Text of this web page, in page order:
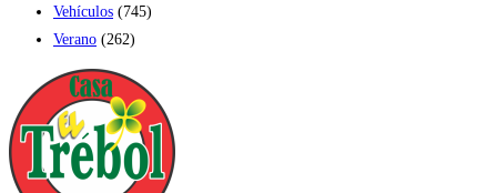
Vehículos (745)
Verano (262)